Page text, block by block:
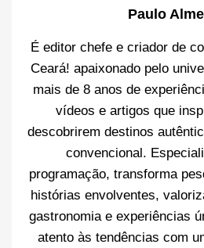
Paulo
É editor chefe e criador de
Ceará! apaixonado pelo
mais de 8 anos de
vídeos e artigos que
descobrirem destinos
convencional.
programação, transforma
histórias envolventes,
gastronomia e experiências
atento às tendências com